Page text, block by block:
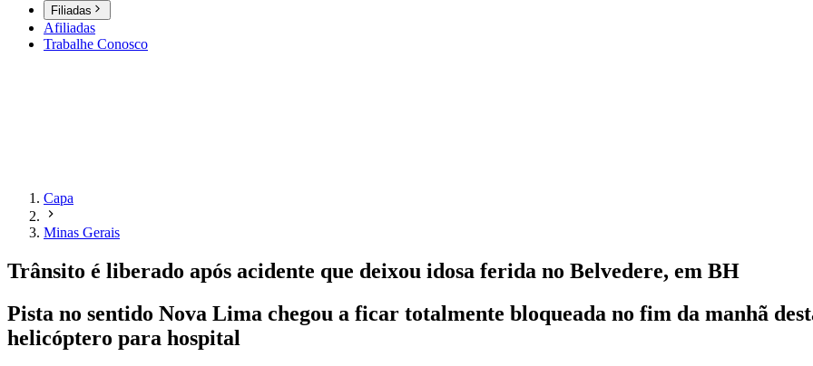
Filiadas
Afiliadas
Trabalhe Conosco
Capa
Minas Gerais
Trânsito é liberado após acidente que deixou idosa ferida no Belvedere, em BH
Pista no sentido Nova Lima chegou a ficar totalmente bloqueada no fim da manhã
helicóptero para hospital